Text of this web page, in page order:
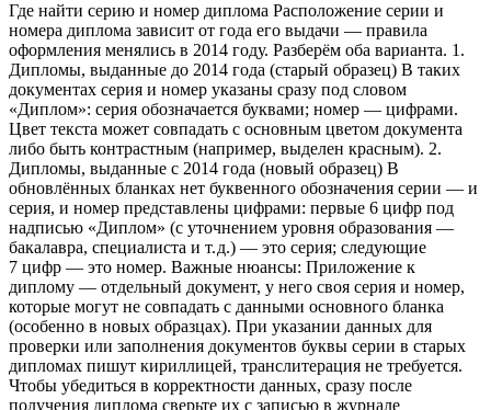
Где найти серию и номер диплома Расположение серии и
номера диплома зависит от года его выдачи — правила
оформления менялись в 2014 году. Разберём оба варианта. 1.
Дипломы, выданные до 2014 года (старый образец) В таких
документах серия и номер указаны сразу под словом
«Диплом»: серия обозначается буквами; номер — цифрами.
Цвет текста может совпадать с основным цветом документа
либо быть контрастным (например, выделен красным). 2.
Дипломы, выданные с 2014 года (новый образец) В
обновлённых бланках нет буквенного обозначения серии — и
серия, и номер представлены цифрами: первые 6 цифр под
надписью «Диплом» (с уточнением уровня образования —
бакалавра, специалиста и т. д.) — это серия; следующие
7 цифр — это номер. Важные нюансы: Приложение к
диплому — отдельный документ, у него своя серия и номер,
которые могут не совпадать с данными основного бланка
(особенно в новых образцах). При указании данных для
проверки или заполнения документов буквы серии в старых
дипломах пишут кириллицей, транслитерация не требуется.
Чтобы убедиться в корректности данных, сразу после
получения диплома сверьте их с записью в журнале